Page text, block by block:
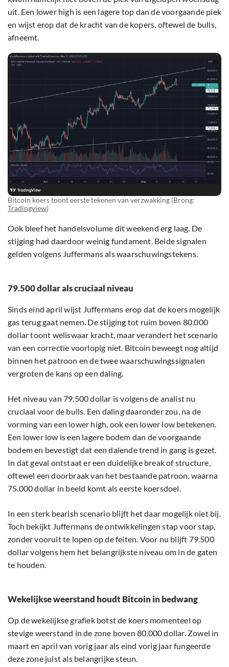
uit. Een lower high is een lagere top dan de voorgaande piek
en wijst erop dat de kracht van de kopers, oftewel de bulls,
afneemt.
Bitcoin koers toont eerste tekenen van verzwakking (Brong:
Tradingview)
Ook bleef het handelsvolume dit weekend erg laag. De
stijging had daardoor weinig fundament. Beide signalen
gelden volgens Juffermans als waarschuwingstekens.
79.500 dollar als cruciaal niveau
Sinds eind april wijst Juffermans erop dat de koers mogelijk
gas terug gaat nemen. De stijging tot ruim boven 80.000
dollar toont weliswaar kracht, maar verandert het scenario
van een correctie voorlopig niet. Bitcoin beweegt nog altijd
binnen het patroon en de twee waarschuwingssignalen
vergroten de kans op een daling.
Het niveau van 79.500 dollar is volgens de analist nu
cruciaal voor de bulls. Een daling daaronder zou, na de
vorming van een lower high, ook een lower low betekenen.
Een lower low is een lagere bodem dan de voorgaande
bodem en bevestigt dat een dalende trend in gang is gezet.
In dat geval ontstaat er een duidelijke break of structure,
oftewel een doorbraak van het bestaande patroon, waarna
75.000 dollar in beeld komt als eerste koersdoel.
In een sterk bearish scenario blijft het daar mogelijk niet bij.
Toch bekijkt Juffermans de ontwikkelingen stap voor stap,
zonder vooruit te lopen op de feiten. Voor nu blijft 79.500
dollar volgens hem het belangrijkste niveau om in de gaten
te houden.
Wekelijkse weerstand houdt Bitcoin in bedwang
Op de wekelijkse grafiek botst de koers momenteel op
stevige weerstand in de zone boven 80.000 dollar. Zowel in
maart en april van vorig jaar als eind vorig jaar fungeerde
deze zone juist als belangrijke steun.